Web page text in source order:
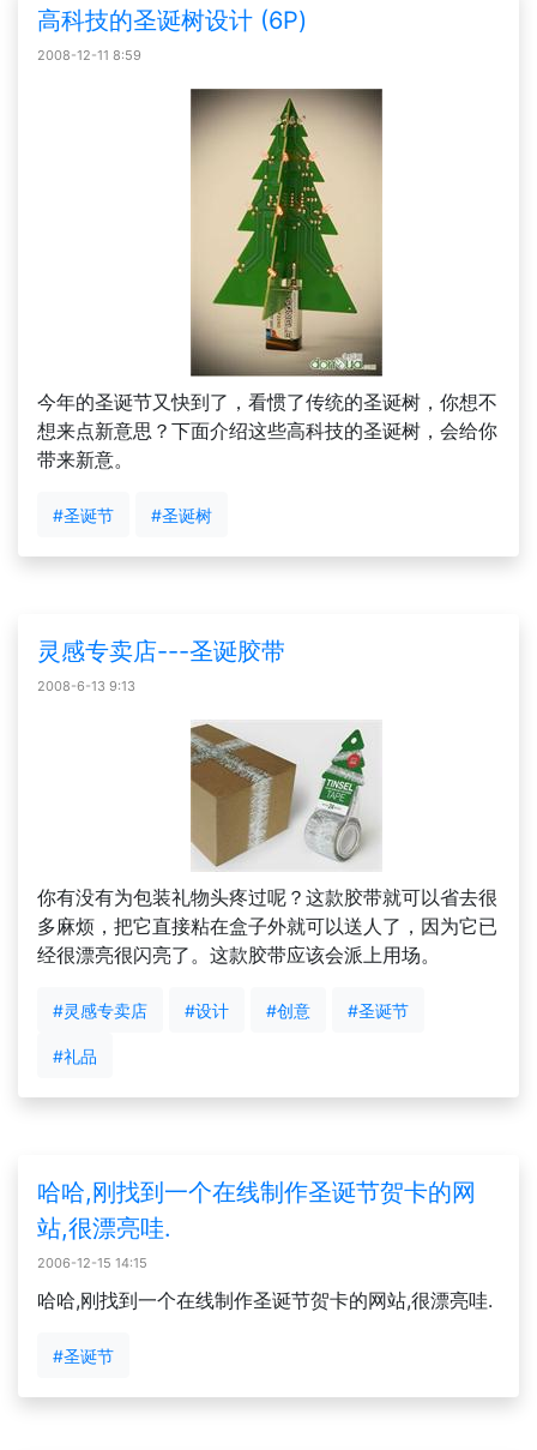
高科技的圣诞树设计 (6P)
2008-12-11 8:59
今年的圣诞节又快到了，看惯了传统的圣诞树，你想不
想来点新意思？下面介绍这些高科技的圣诞树，会给你
带来新意。
#圣诞节 #圣诞树
灵感专卖店---圣诞胶带
2008-6-13 9:13
你有没有为包装礼物头疼过呢？这款胶带就可以省去很
多麻烦，把它直接粘在盒子外就可以送人了，因为它已
经很漂亮很闪亮了。这款胶带应该会派上用场。
#灵感专卖店 #设计 #创意 #圣诞节
#礼品
哈哈,刚找到一个在线制作圣诞节贺卡的网
站,很漂亮哇.
2006-12-15 14:15
哈哈,刚找到一个在线制作圣诞节贺卡的网站,很漂亮哇.
#圣诞节